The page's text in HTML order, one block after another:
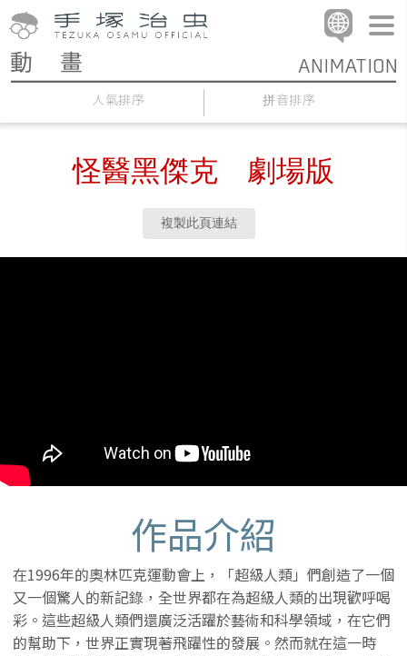
人氣排序 拼音排序
怪醫黑傑克 劇場版
複製此頁連結
作品介紹
在1996年的奧林匹克運動會上，「超級人類」們創造了一個
又一個驚人的新記錄，全世界都在為超級人類的出現歡呼喝
彩。這些超級人類們還廣泛活躍於藝術和科學領域，在它們
的幫助下，世界正實現著飛躍性的發展。然而就在這一時